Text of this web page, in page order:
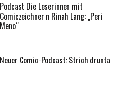
Podcast Die Leserinnen mit
Comiczeichnerin Rinah Lang: „Peri
Meno“
Neuer Comic-Podcast: Strich drunta